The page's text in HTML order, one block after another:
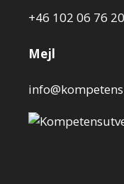
+46 102 06 76 20
Mejl